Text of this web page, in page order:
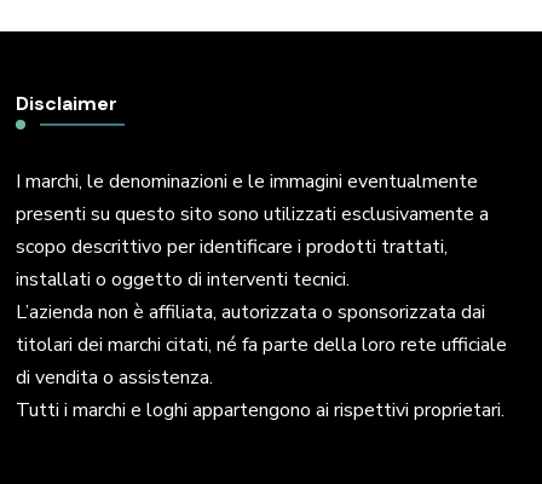
Disclaimer
I marchi, le denominazioni e le immagini eventualmente
presenti su questo sito sono utilizzati esclusivamente a
scopo descrittivo per identificare i prodotti trattati,
installati o oggetto di interventi tecnici.
L’azienda non è affiliata, autorizzata o sponsorizzata dai
titolari dei marchi citati, né fa parte della loro rete ufficiale
di vendita o assistenza.
Tutti i marchi e loghi appartengono ai rispettivi proprietari.